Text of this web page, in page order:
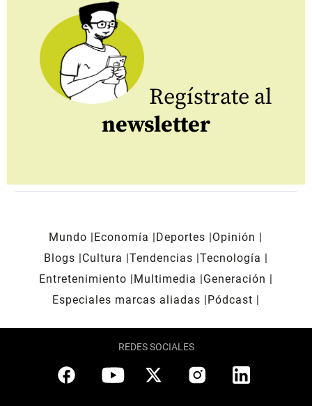
Regístrate al
newsletter
Mundo Economía Deportes
Opinión
Blogs
Cultura Tendencias Tecnología
Entretenimiento
Multimedia
Generación
Especiales marcas aliadas
Pódcast
REDES SOCIALES